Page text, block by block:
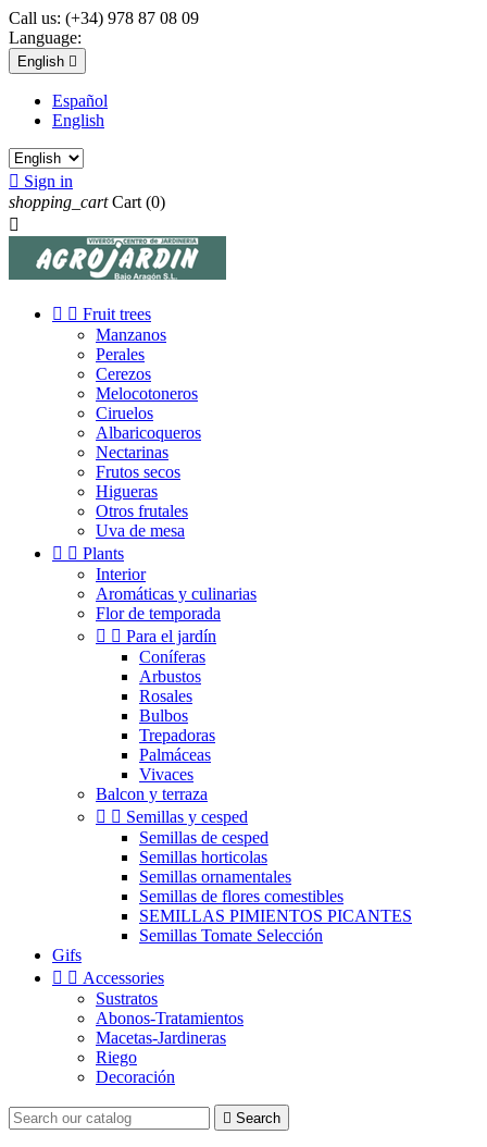
Call us: (+34) 978 87 08 09
Language:
English 
Español
English
 Sign in
shopping_cart Cart (0)

  Fruit trees
Manzanos
Perales
Cerezos
Melocotoneros
Ciruelos
Albaricoqueros
Nectarinas
Frutos secos
Higueras
Otros frutales
Uva de mesa
  Plants
Interior
Aromáticas y culinarias
Flor de temporada
  Para el jardín
Coníferas
Arbustos
Rosales
Bulbos
Trepadoras
Palmáceas
Vivaces
Balcon y terraza
  Semillas y cesped
Semillas de cesped
Semillas horticolas
Semillas ornamentales
Semillas de flores comestibles
SEMILLAS PIMIENTOS PICANTES
Semillas Tomate Selección
Gifs
  Accessories
Sustratos
Abonos-Tratamientos
Macetas-Jardineras
Riego
Decoración
 Search